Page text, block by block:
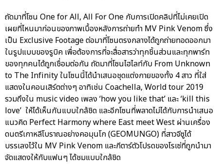
ถัดมาที่โซน One for All, All For One กับการเปิดคลิปที่ไม่เคยเปิด
เผยที่ไหนมาก่อนของภาพเบื้องหลังการถ่ายทำ MV Pink Venom ซึ่ง
เป็น Exclusive Footage ต่อมาที่โซนตรงกลางได้ถูกถ่ายทอดออกมา
ในรูปแบบของรูบิค เพื่อต้องการที่จะสื่อสารว่าทุกชิ้นส่วนและทุกพาร์ท
ของทุกคนได้ถูกเชื่อมต่อกัน ถัดมาที่โซนไฮไลท์กับ From Unknown
to The Infinity ในโซนนี้ได้นำเสนอชุดแต่งกายของทั้ง 4 สาว ที่ใส่
แสดงในคอนเสิร์ตต่างๆ อาทิเช่น Coachella, World tour 2019
รวมถึงใน music video เพลง ‘how you like that’ และ ‘kill this
love’ ให้ได้เห็นกันแบบใกล้ชิด และอีกโซนที่พลาดไม่ได้กับการนำเสนอ
แนวคิด Perfect Harmony where East meet West ผ่านเครื่อง
ดนตรีเกาหลีโบราณอย่างคอมุนโก (GEOMUNGO) ที่สาวจีซูได้
บรรเลงไว้ใน MV Pink Venom และกีตาร์ตัวโปรดของโรเซ่ที่ถูกนำมา
จัดแสดงให้กับแฟนๆ ได้ชมแบบใกล้ชิด